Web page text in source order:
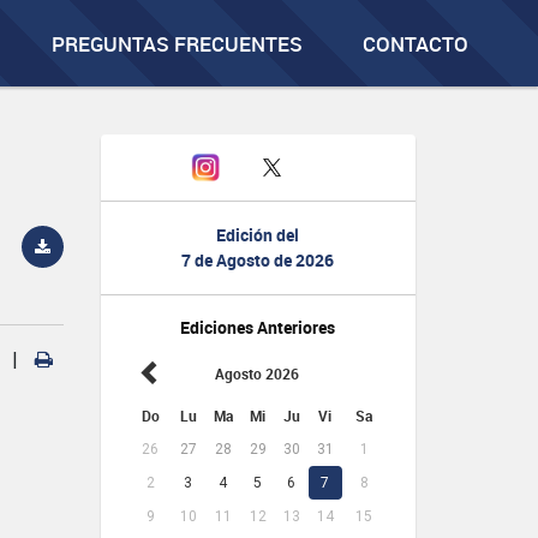
PREGUNTAS FRECUENTES CONTACTO
Edición del
7 de Agosto de 2026
Ediciones Anteriores
Agosto 2026
Do Lu Ma Mi Ju Vi Sa
26 27 28 29 30 31
1
2
3 4 5 6 7
8
9
10 11 12 13 14 15
|